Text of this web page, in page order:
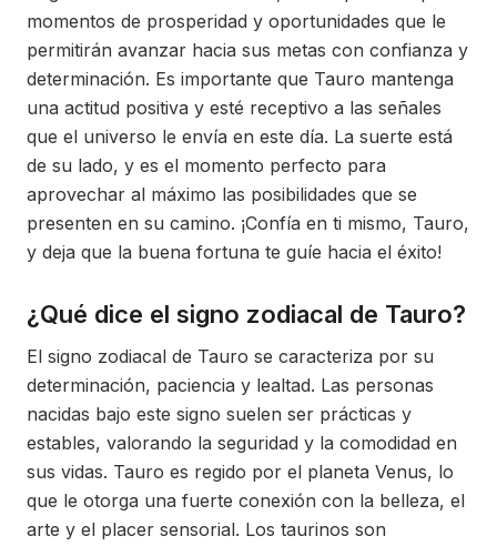
momentos de prosperidad y oportunidades que le
permitirán avanzar hacia sus metas con confianza y
determinación. Es importante que Tauro mantenga
una actitud positiva y esté receptivo a las señales
que el universo le envía en este día. La suerte está
de su lado, y es el momento perfecto para
aprovechar al máximo las posibilidades que se
presenten en su camino. ¡Confía en ti mismo, Tauro,
y deja que la buena fortuna te guíe hacia el éxito!
¿Qué dice el signo zodiacal de Tauro?
El signo zodiacal de Tauro se caracteriza por su
determinación, paciencia y lealtad. Las personas
nacidas bajo este signo suelen ser prácticas y
estables, valorando la seguridad y la comodidad en
sus vidas. Tauro es regido por el planeta Venus, lo
que le otorga una fuerte conexión con la belleza, el
arte y el placer sensorial. Los taurinos son